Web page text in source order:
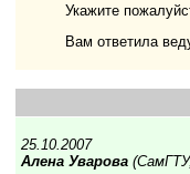
Укажите
Вам ответила
25.10.2007
Алена Уварова